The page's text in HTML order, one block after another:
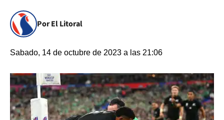
Por El Litoral
Sabado, 14 de octubre de 2023 a las 21:06